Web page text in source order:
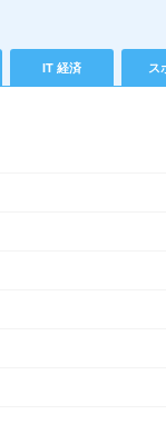
IT 経済 ス